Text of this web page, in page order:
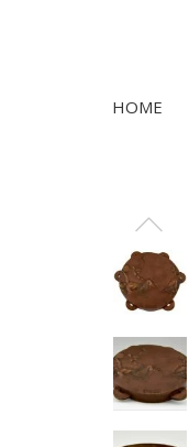
HOME